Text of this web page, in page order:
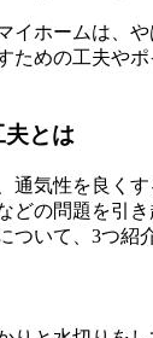
イホームは、
ための工夫や
とは
通気性を良くす
どの問題を引
ついて、3つ紹